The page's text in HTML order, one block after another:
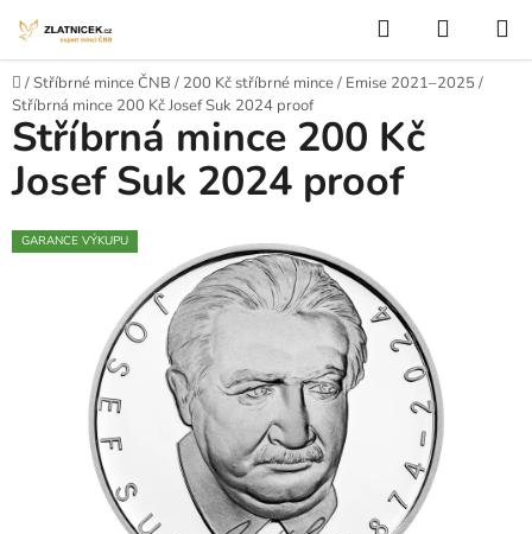
Hledat
Domů
/Stříbrné mince ČNB / 200 Kč stříbrné mince/ Emise 2021–2025/
Stříbrná mince 200 Kč Josef Suk 2024 proof
Stříbrná mince 200 Kč
Josef Suk 2024 proof
GARANCE VÝKUPU